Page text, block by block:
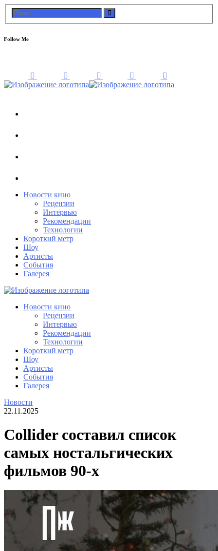
Follow Me
Новости кино
Рецензии
Интервью
Рекомендации
Технологии
Короткий метр
Шоу
Артисты
События
Галерея
Новости кино
Рецензии
Интервью
Рекомендации
Технологии
Короткий метр
Шоу
Артисты
События
Галерея
Новости
22.11.2025
Collider составил список
самых ностальгических
фильмов 90-х